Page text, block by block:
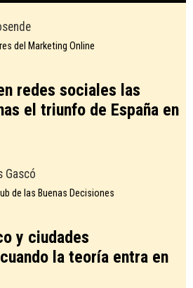
del Marketing Online
redes sociales las
el triunfo de España en
Gascó
de las Buenas Decisiones
y ciudades
la teoría entra en